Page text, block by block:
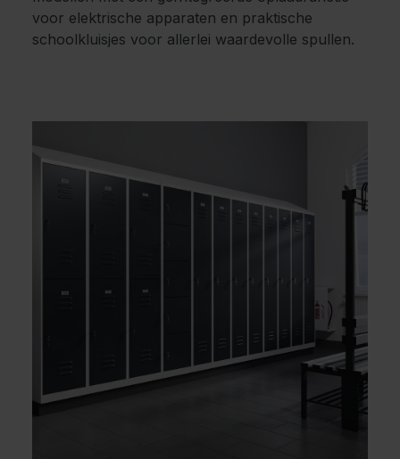
voor elektrische apparaten en praktische
schoolkluisjes voor allerlei waardevolle spullen.